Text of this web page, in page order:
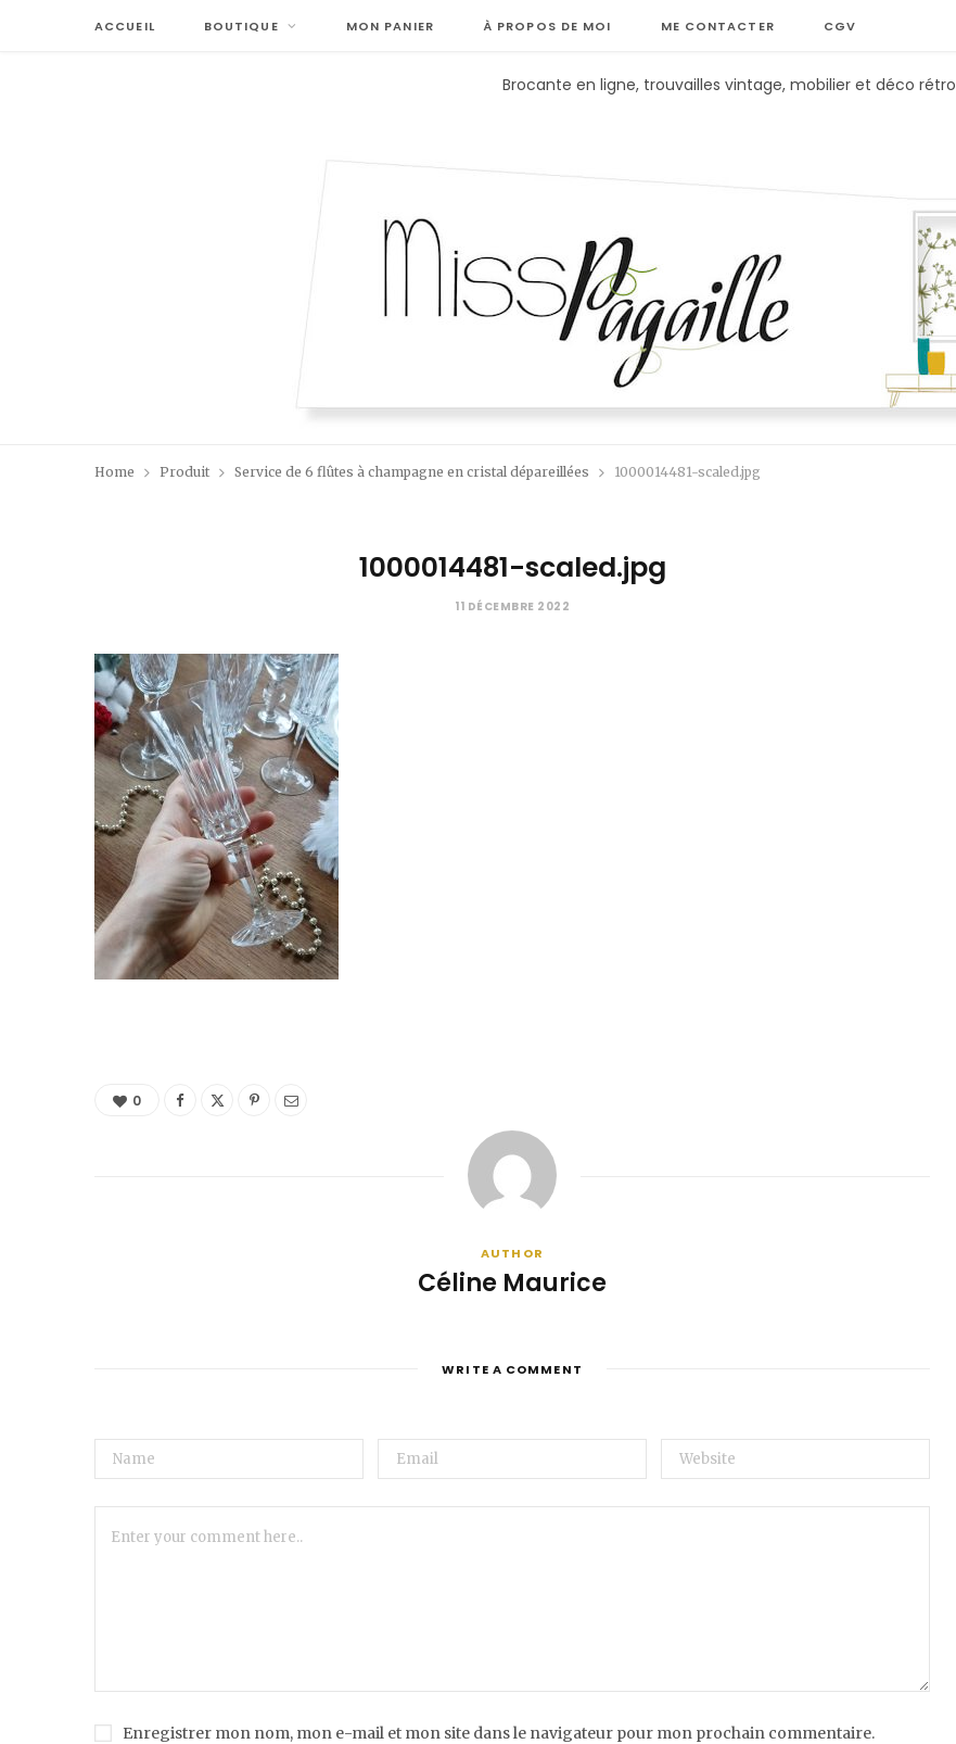
ACCUEIL BOUTIQUE MON PANIER À PROPOS DE MOI ME CONTACTER CGV
Brocante en ligne, trouvailles vintage, mobilier et déco rétro
Home Produit Service de 6 flûtes à champagne en cristal dépareillées 1000014481-scaled.jpg
1000014481-scaled.jpg
11 DÉCEMBRE 2022
0
AUTHOR
Céline Maurice
WRITE A COMMENT
Enregistrer mon nom, mon e-mail et mon site dans le navigateur pour mon prochain commentaire.